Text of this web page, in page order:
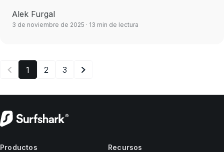
Alek Furgal
3 de noviembre de 2025 · 13 min de lectura
1 2 3
Productos Recursos